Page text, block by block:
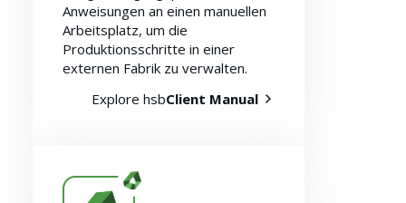
Anweisungen an einen manuellen
Arbeitsplatz, um die
Produktionsschritte in einer
externen Fabrik zu verwalten.
Explore hsbClient Manual